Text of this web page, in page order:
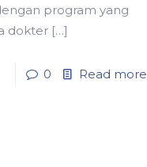
program yang
dokter[…]
0 Read more